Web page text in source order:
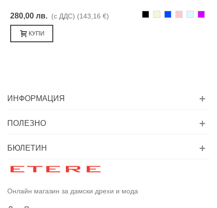
280,00 лв. (с ДДС) (143,16 €)
КУПИ
ИНФОРМАЦИЯ
ПОЛЕЗНО
БЮЛЕТИН
Онлайн магазин за дамски дрехи и мода